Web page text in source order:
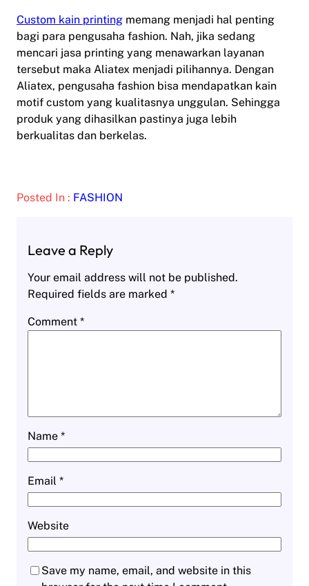
Custom kain printing memang menjadi hal penting
bagi para pengusaha fashion. Nah, jika sedang
mencari jasa printing yang menawarkan layanan
tersebut maka Aliatex menjadi pilihannya. Dengan
Aliatex, pengusaha fashion bisa mendapatkan kain
motif custom yang kualitasnya unggulan. Sehingga
produk yang dihasilkan pastinya juga lebih
berkualitas dan berkelas.
Posted In : FASHION
Leave a Reply
Your email address will not be published.
Required fields are marked *
Comment *
Name *
Email *
Website
Save my name, email, and website in this